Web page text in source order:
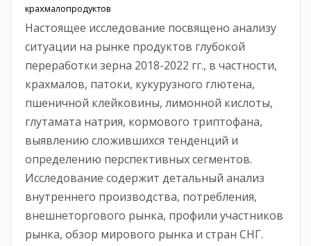
крахмалопродуктов
Настоящее исследование посвящено анализу
ситуации на рынке продуктов глубокой
переработки зерна 2018-2022 гг., в частности,
крахмалов, патоки, кукурузного глютена,
пшеничной клейковины, лимонной кислоты,
глутамата натрия, кормового триптофана,
выявлению сложившихся тенденций и
определению перспективных сегментов.
Исследование содержит детальный анализ
внутреннего производства, потребления,
внешнеторгового рынка, профили участников
рынка, обзор мирового рынка и стран СНГ.